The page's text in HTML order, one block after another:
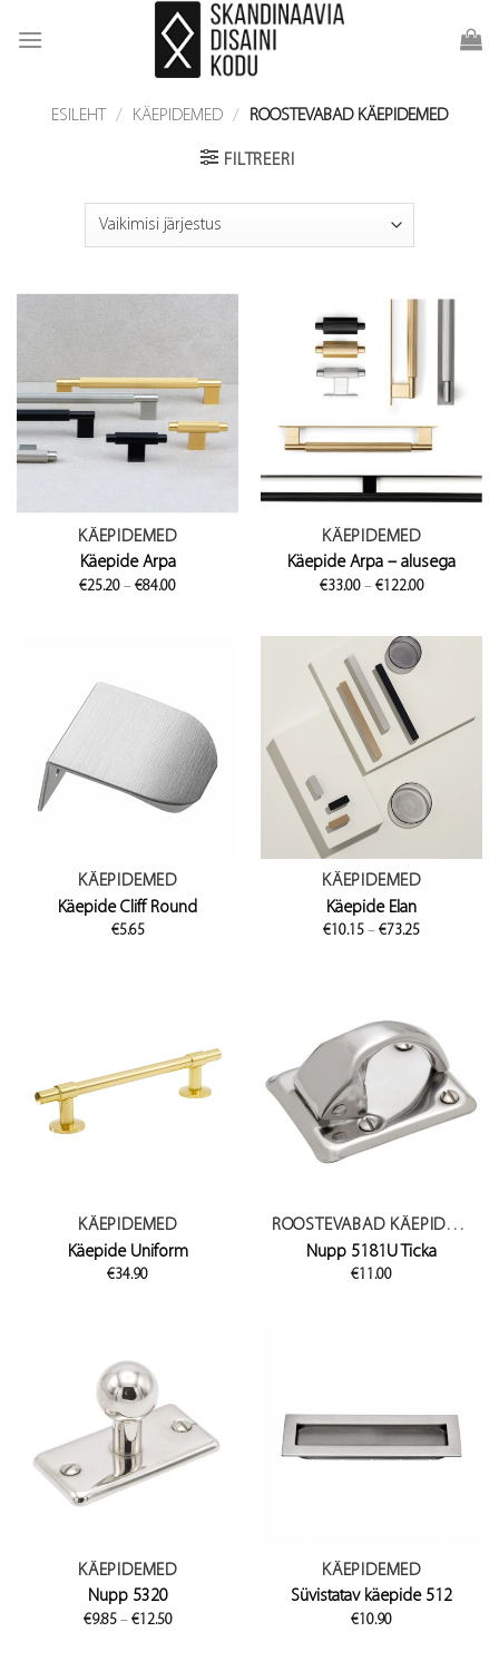
ESILEHT / KÄEPIDEMED / ROOSTEVABAD KÄEPIDEMED
FILTREERI
KÄEPIDEMED
Käepide Arpa
€25.20 – €84.00Price
KÄEPIDEMED
Käepide Arpa – alusega
€33.00 – €122.00Price
KÄEPIDEMED
Käepide Cliff Round
€5.65
KÄEPIDEMED
Käepide Elan
€ 10.15 – €73.25Price
KÄEPIDEMED
Käepide Uniform
€34.90
ROOSTEVABAD KÄEPIDEMED
Nupp 5181U Ticka
€ 11.00
KÄEPIDEMED
Nupp 5320
€9.85 – €12.50Price
KÄEPIDEMED
Süvistatav käepide 512
€10.90